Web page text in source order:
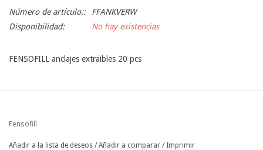
Número de artículo::
FFANKVERW
Disponibilidad:
No hay existencias
FENSOFILL anclajes extraibles 20 pcs
Fensofill
Añadir a la lista de deseos /Añadir a comparar / Imprimir